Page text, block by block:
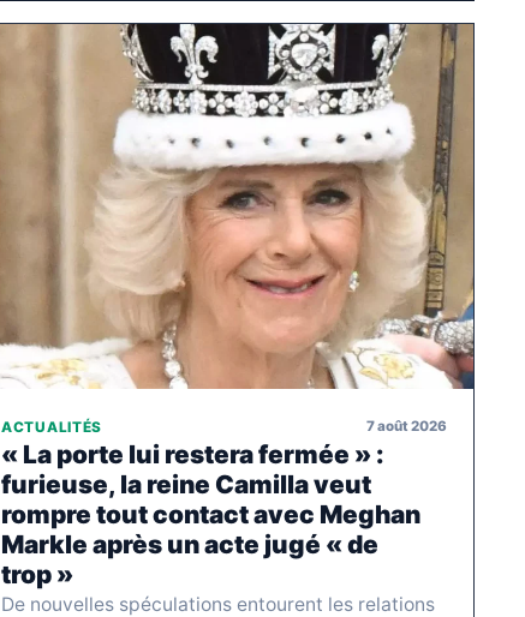
ACTUALITÉS 7 août 2026
« La porte lui restera fermée » :
furieuse, la reine Camilla veut
rompre tout contact avec Meghan
Markle après un acte jugé « de
trop »
De nouvelles spéculations entourent les relations